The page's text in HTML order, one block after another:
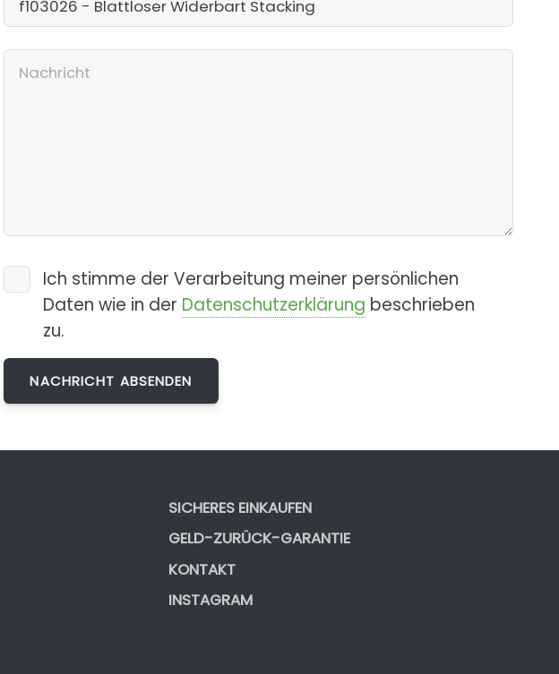
Ich stimme der Verarbeitung meiner persönlichen
Daten wie in der Datenschutzerklärung beschrieben
zu.
SICHERES EINKAUFEN
GELD-ZURÜCK-GARANTIE
KONTAKT
INSTAGRAM